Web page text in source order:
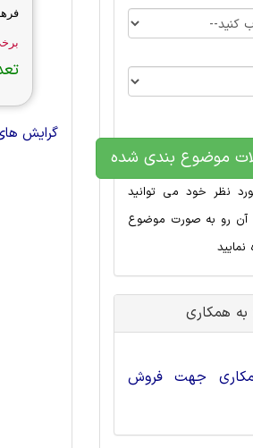
گرایش
موضوع بندی شده
نظر خود می توانید
آن رو به صورت موضوع
همکاری
جهت فروش